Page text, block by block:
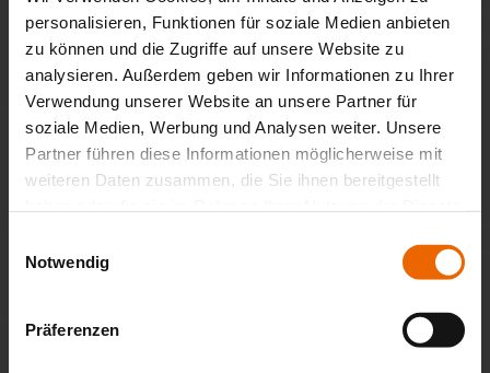
personalisieren, Funktionen für soziale Medien anbieten
zu können und die Zugriffe auf unsere Website zu
analysieren. Außerdem geben wir Informationen zu Ihrer
Verwendung unserer Website an unsere Partner für
soziale Medien, Werbung und Analysen weiter. Unsere
Partner führen diese Informationen möglicherweise mit
weiteren Daten zusammen, die Sie ihnen bereitgestellt
Notwendig
Präferenzen
Schwenkgetriebe
Durch einfaches Drehen der Kurbel kann der
Neigungswinkel der Markise dem jeweiligen Sonnenstand
angepasst werden